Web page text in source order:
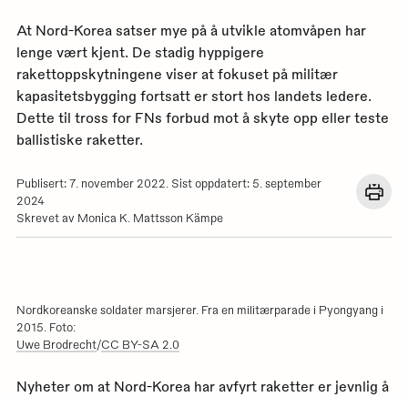
At Nord-Korea satser mye på å utvikle atomvåpen har
lenge vært kjent. De stadig hyppigere
rakettoppskytningene viser at fokuset på militær
kapasitetsbygging fortsatt er stort hos landets ledere.
Dette til tross for FNs forbud mot å skyte opp eller teste
ballistiske raketter.
Publisert: 7. november 2022. Sist oppdatert: 5. september
2024
Skrevet av Monica K. Mattsson Kämpe
Åpne
en
med
Nordkoreanske soldater marsjerer. Fra en militærparade i Pyongyang i
2015. Foto:
Uwe Brodrecht/CC BY-SA 2.0
Nyheter om at Nord-Korea har avfyrt raketter er jevnlig å